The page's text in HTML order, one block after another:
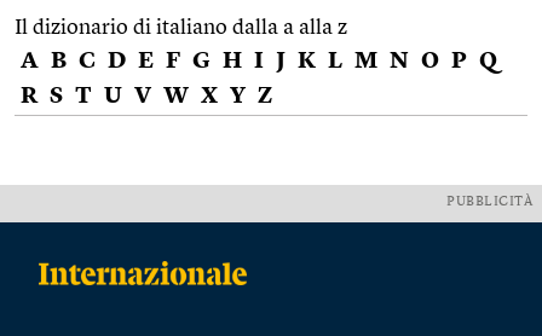
Il dizionario di italiano dalla a alla z
A B C D E F G H I J K L M N O P Q
R S T U V W X Y Z
PUBBLICITÀ